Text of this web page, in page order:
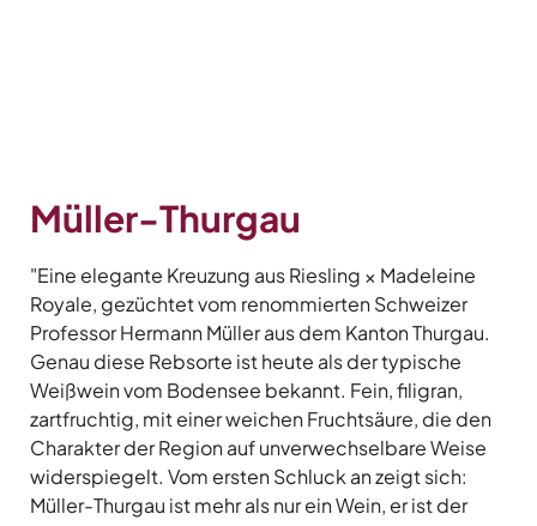
Müller-Thurgau
"Eine elegante Kreuzung aus Riesling × Madeleine
Royale, gezüchtet vom renommierten Schweizer
Professor Hermann Müller aus dem Kanton Thurgau.
Genau diese Rebsorte ist heute als der typische
Weißwein vom Bodensee bekannt. Fein, filigran,
zartfruchtig, mit einer weichen Fruchtsäure, die den
Charakter der Region auf unverwechselbare Weise
widerspiegelt. Vom ersten Schluck an zeigt sich:
Müller-Thurgau ist mehr als nur ein Wein, er ist der